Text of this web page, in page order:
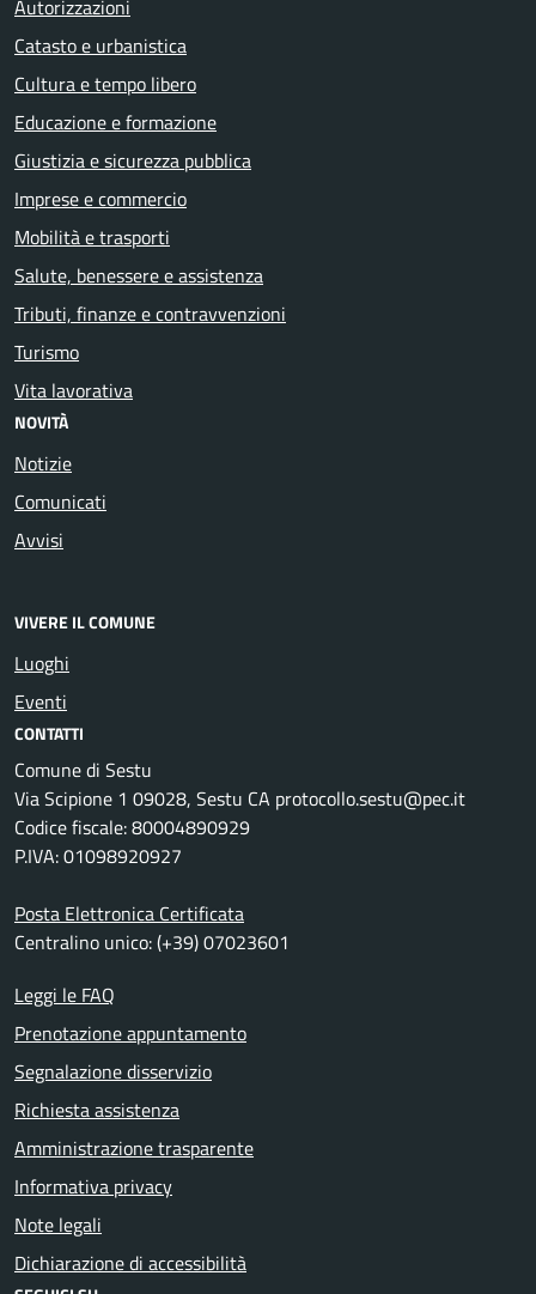
Autorizzazioni
Catasto e urbanistica
Cultura e tempo libero
Educazione e formazione
Giustizia e sicurezza pubblica
Imprese e commercio
Mobilità e trasporti
Salute, benessere e assistenza
Tributi, finanze e contravvenzioni
Turismo
Vita lavorativa
NOVITÀ
Notizie
Comunicati
Avvisi
VIVERE IL COMUNE
Luoghi
Eventi
CONTATTI
Comune di Sestu
Via Scipione 1 09028, Sestu CA protocollo.sestu@pec.it
Codice fiscale: 80004890929
P.IVA: 01098920927
Posta Elettronica Certificata
Centralino unico: (+39) 07023601
Leggi le FAQ
Prenotazione appuntamento
Segnalazione disservizio
Richiesta assistenza
Amministrazione trasparente
Informativa privacy
Note legali
Dichiarazione di accessibilità